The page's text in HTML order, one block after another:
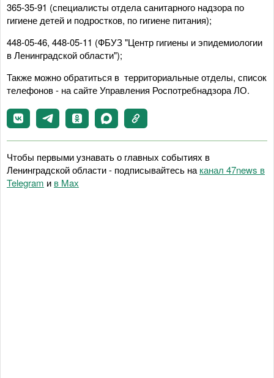
365-35-91 (специалисты отдела санитарного надзора по
гигиене детей и подростков, по гигиене питания);
448-05-46, 448-05-11 (ФБУЗ "Центр гигиены и эпидемиологии
в Ленинградской области");
Также можно обратиться в территориальные отделы, список
телефонов - на сайте Управления Роспотребнадзора ЛО.
Чтобы первыми узнавать о главных событиях в
Ленинградской области - подписывайтесь на канал 47news в
Telegram и в Maх